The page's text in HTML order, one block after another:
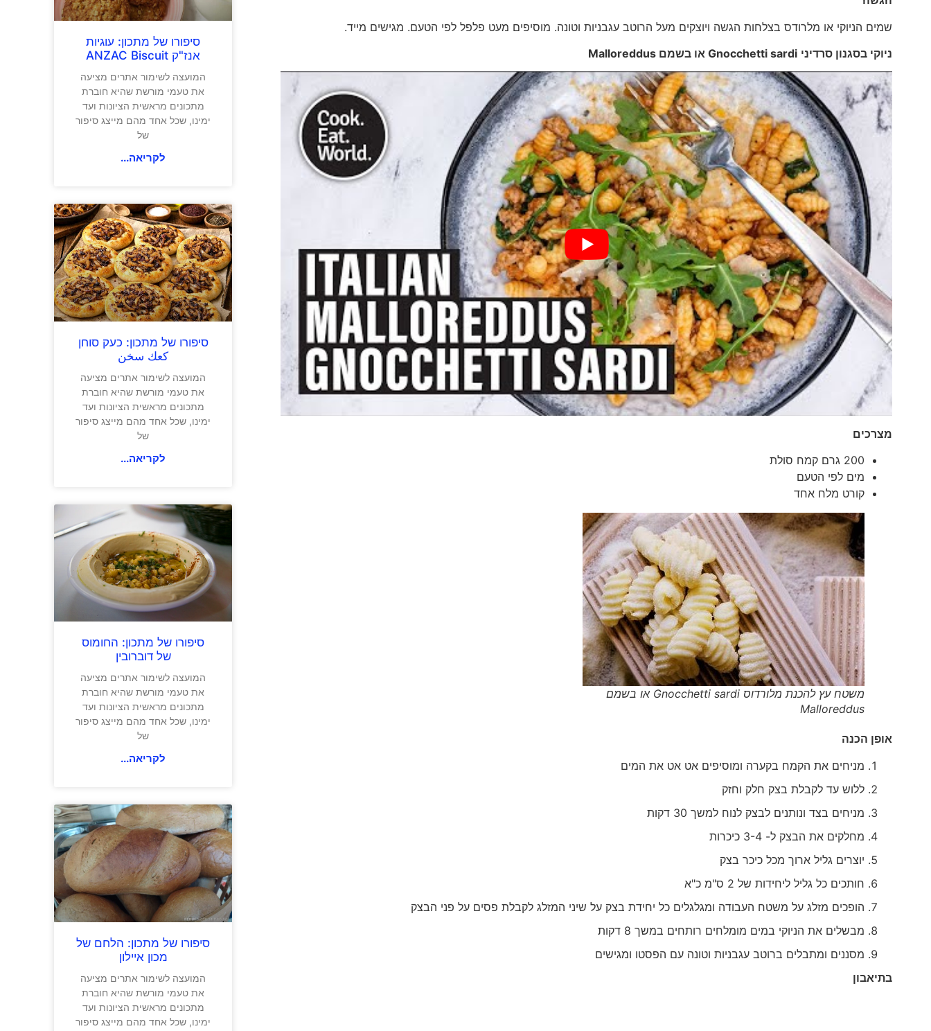
שמים הניוקי או מלרודס בצלחות הגשה ויוצקים מעל הרוטב עגבניות וטונה. מוסיפים מעט פלפל לפי הטעם. מגישים מייד.
ניוקי בסגנון סרדיני Gnocchetti sardi או בשמםMalloreddus
מצרכים
200 גרם קמח סולת
מים לפי הטעם
קורט מלח אחד
משטח עץ להכנת מלורדוס Gnocchetti sardi או בשמם
Malloreddus
אופן הכנה
מניחים את הקמח בקערה ומוסיפים אט אט את המים
ללוש עד לקבלת בצק חלק וחזק
מניחים בצד ונותנים לבצק לנוח למשך 30 דקות
מחלקים את הבצק ל- 3-4 כיכרות
יוצרים גליל ארוך מכל כיכר בצק
חותכים כל גליל ליחידות של 2 ס"מ כ"א
הופכים מזלג על משטח העבודה ומגלגלים כל יחידת בצק על שיני המזלג לקבלת פסים על פני הבצק
מבשלים את הניוקי במים מומלחים רותחים במשך 8 דקות
מסננים ומתבלים ברוטב עגבניות וטונה עם הפסטו ומגישים
בתיאבון
סיפורו של מתכון: עוגיות
אנז"ק ANZAC Biscuit
המועצה לשימור אתרים מציעה
את טעמי מורשת שהיא חוברת
מתכונים מראשית הציונות ועד
ימינו, שכל אחד מהם מייצג סיפור
של
לקריאה...
סיפורו של מתכון: כעק סוחן
كعك سخن
המועצה לשימור אתרים מציעה
את טעמי מורשת שהיא חוברת
מתכונים מראשית הציונות ועד
ימינו, שכל אחד מהם מייצג סיפור
של
לקריאה...
סיפורו של מתכון: החומוס
של דוברובין
המועצה לשימור אתרים מציעה
את טעמי מורשת שהיא חוברת
מתכונים מראשית הציונות ועד
ימינו, שכל אחד מהם מייצג סיפור
של
לקריאה...
סיפורו של מתכון: הלחם של
מכון איילון
המועצה לשימור אתרים מציעה
את טעמי מורשת שהיא חוברת
מתכונים מראשית הציונות ועד
ימינו, שכל אחד מהם מייצג סיפור